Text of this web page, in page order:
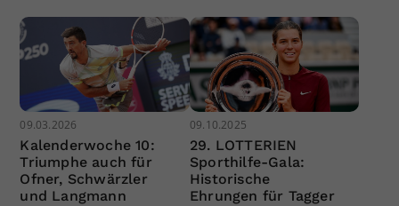
09.03.2026
Kalenderwoche 10:
Triumphe auch für
Ofner, Schwärzler
und Langmann
09.10.2025
29. LOTTERIEN
Sporthilfe-Gala:
Historische
Ehrungen für Tagger